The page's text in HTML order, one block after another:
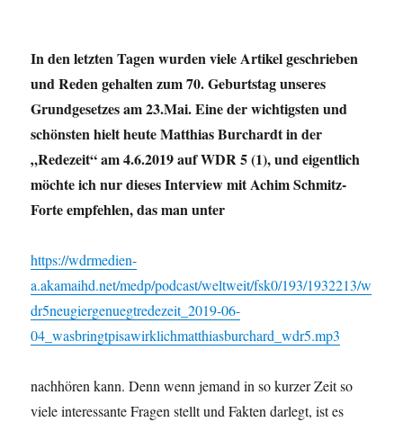
In den letzten Tagen wurden viele Artikel geschrieben
und Reden gehalten zum 70. Geburtstag unseres
Grundgesetzes am 23.Mai. Eine der wichtigsten und
schönsten hielt heute Matthias Burchardt in der
„Redezeit“ am 4.6.2019 auf WDR 5 (1), und eigentlich
möchte ich nur dieses Interview mit Achim Schmitz-
Forte empfehlen, das man unter
https://wdrmedien-
a.akamaihd.net/medp/podcast/weltweit/fsk0/193/1932213/w
dr5neugiergenuegtredezeit_2019-06-
04_wasbringtpisawirklichmatthiasburchard_wdr5.mp3
nachhören kann. Denn wenn jemand in so kurzer Zeit so
viele interessante Fragen stellt und Fakten darlegt, ist es